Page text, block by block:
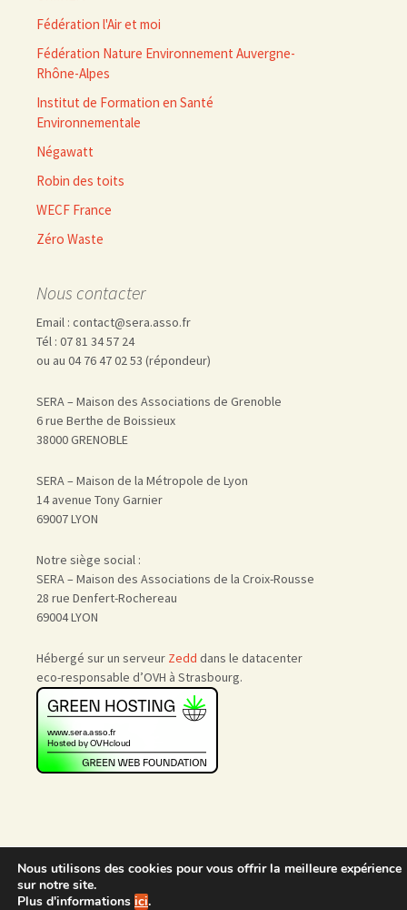
Fédération l'Air et moi
Fédération Nature Environnement Auvergne-
Rhône-Alpes
Institut de Formation en Santé
Environnementale
Négawatt
Robin des toits
WECF France
Zéro Waste
Nous contacter
Email : contact@sera.asso.fr
Tél : 07 81 34 57 24
ou au 04 76 47 02 53 (répondeur)
SERA – Maison des Associations de Grenoble
6 rue Berthe de Boissieux
38000 GRENOBLE
SERA – Maison de la Métropole de Lyon
14 avenue Tony Garnier
69007 LYON
Notre siège social :
SERA – Maison des Associations de la Croix-Rousse
28 rue Denfert-Rochereau
69004 LYON
Hébergé sur un serveur Zedd dans le datacenter
eco-responsable d’OVH à Strasbourg.
Accueil | Nous rejoindre
Admin
Nous utilisons des cookies pour vous offrir la meilleure expérience
sur notre site.
Plus d'informations ici.